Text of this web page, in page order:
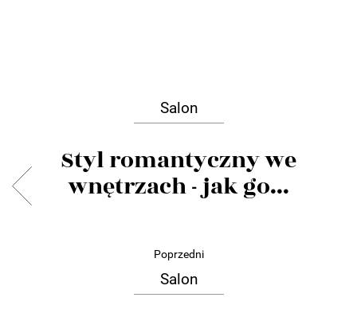
Salon
Styl romantyczny we
wnętrzach - jak go...
Poprzedni
Salon